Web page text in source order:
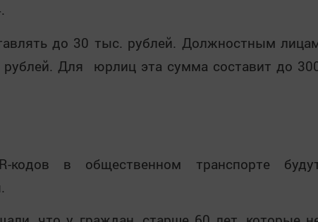
до 30 тыс. рублей. Должностным
рублей. Для юрлиц эта сумма составит до
кодов в общественном транспорте